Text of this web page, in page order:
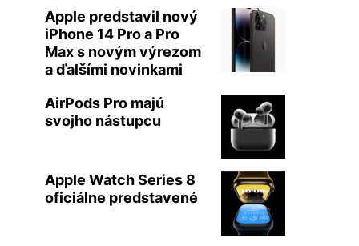
Apple predstavil nový
iPhone 14 Pro a Pro
Max s novým výrezom
a ďalšími novinkami
AirPods Pro majú
svojho nástupcu
Apple Watch Series 8
oficiálne predstavené